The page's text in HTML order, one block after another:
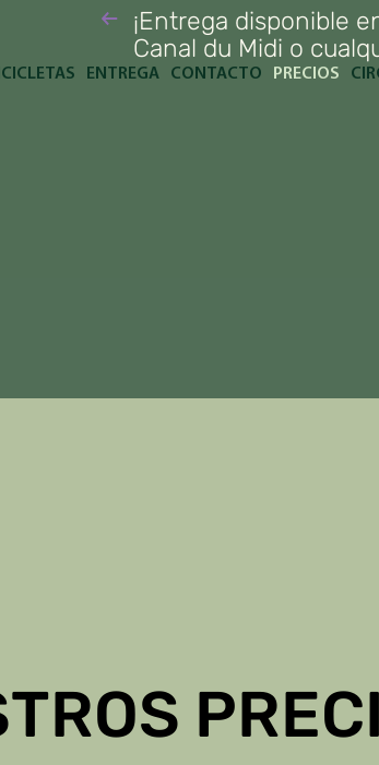
ENTREGA CONTACTO PRECIOS
¡Entrega disponible
Canal du Midi o